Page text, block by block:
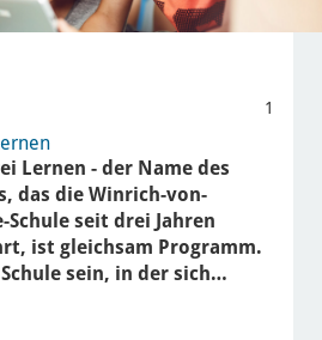
1
Lernen - der Name des
das die Winrich-von-
Schule seit drei Jahren
ist gleichsam Programm.
sein, in der sich…